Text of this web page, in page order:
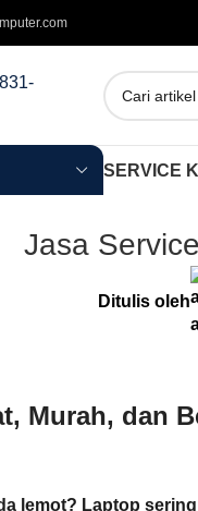
SERVICE
Jasa
Ditulis oleh
Murah, dan
lemot? Laptop